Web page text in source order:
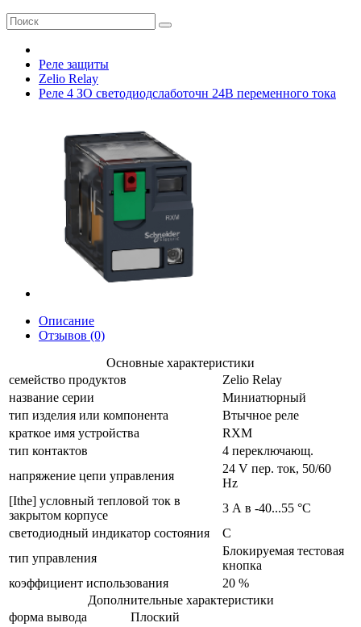
Реле защиты
Zelio Relay
Реле 4 ЗО светодиодслаботочн 24В переменного тока
Описание
Отзывов (0)
Основные характеристики
семейство продуктов
Zelio Relay
название серии
Миниатюрный
тип изделия или компонента
Втычное реле
краткое имя устройства
RXM
тип контактов
4 переключающ.
напряжение цепи управления
24 V пер. ток, 50/60
Hz
[Ithe] условный тепловой ток в
закрытом корпусе
3 А в -40...55 °C
светодиодный индикатор состояния
С
тип управления
Блокируемая тестовая
кнопка
коэффициент использования
20 %
Дополнительные характеристики
форма вывода
Плоский